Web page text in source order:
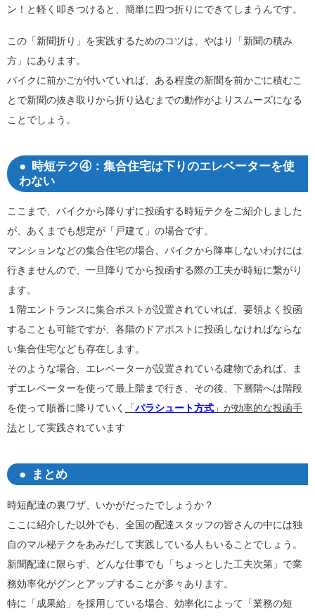
ン！と軽く叩きつけると、簡単に四つ折りにできてしまうんです。
この「新聞折り」を実践するためのコツは、やはり「新聞の積み
方」にあります。
バイクに前かごが付いていれば、ある程度の新聞を前かごに積むこ
とで新聞の抜き取りから折り込むまでの動作がよりスムーズになる
ことでしょう。
時短テク④：集合住宅は下りのエレベーターを使
わない
ここまで、バイクから降りずに投函する時短テクをご紹介しました
が、あくまでも想定が「戸建て」の場合です。
マンションなどの集合住宅の場合、バイクから降車しないわけには
行きませんので、一旦降りてから投函する際の工夫が時短に繋がり
ます。
１階エントランスに集合ポストが設置されていれば、要領よく投函
することも可能ですが、各階のドアポストに投函しなければならな
い集合住宅なども存在します。
そのような場合、エレベーターが設置されている建物であれば、ま
ずエレベーターを使って最上階まで行き、その後、下層階へは階段
を使って順番に降りていく
「 パラシュート方式 」が効率的な投函手
法として実践されています
まとめ
時短配達の裏ワザ、いかがだったでしょうか？
ここに紹介した以外でも、全国の配達スタッフの皆さんの中には独
自のマル秘テクをあみだして実践している人もいることでしょう。
新聞配達に限らず、どんな仕事でも「ちょっとした工夫次第」で業
務効率化がグンとアップすることが多々あります。
特に「成果給」を採用している場合、効率化によって「業務の短